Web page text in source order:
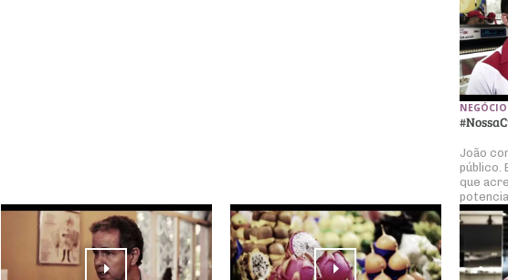
João
público.
que
potencial.